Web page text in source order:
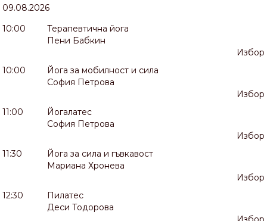
09.08.2026
10:00
Терапевтична йога
Пени Бабкин
Избор
10:00
Йога за мобилност и сила
София Петрова
Избор
11:00
Йогалатес
София Петрова
Избор
11:30
Йога за сила и гъвкавост
Мариана Хронева
Избор
12:30
Пилатес
Деси Тодорова